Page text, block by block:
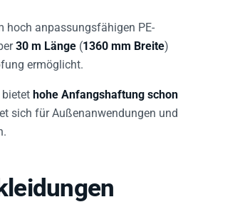
hoch anpassungsfähigen PE-
30 m Länge (1360 mm Breite)
ermöglicht.
bietet hohe Anfangshaftung schon
sich für Außenanwendungen und